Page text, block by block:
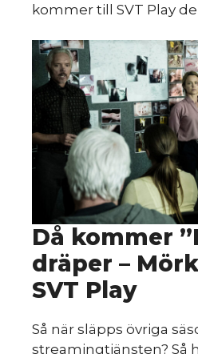
kommer till SVT Play
Då kommer
dräper –
SVT Play
Så när släpps övriga
streamingtjänsten? Så